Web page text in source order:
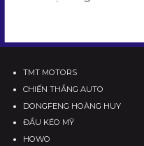
TMT MOTORS
CHIẾN THẮNG AUTO
DONGFENG HOÀNG HUY
ĐẦU KÉO MỸ
HOWO